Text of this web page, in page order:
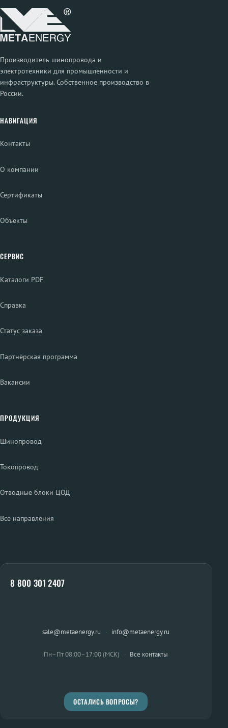
Производитель шинопровода и
электротехники для промышленности и
инфраструктуры. Собственное производство в
России.
НАВИГАЦИЯ
Контакты
О компании
Сертификаты
Объекты
СЕРВИС
Каталоги PDF
Справка
Статус заказа
Партнёрская программа
Вакансии
ПРОДУКЦИЯ
Шинопровод
Токопровод
Отводные блоки ЦОД
Все направления
8 800 301 2407
sale@metaenergy.ru · info@metaenergy.ru
Пн–Пт 08:00–17:00 (МСК) · Все контакты
ОСТАЛИСЬ ВОПРОСЫ?